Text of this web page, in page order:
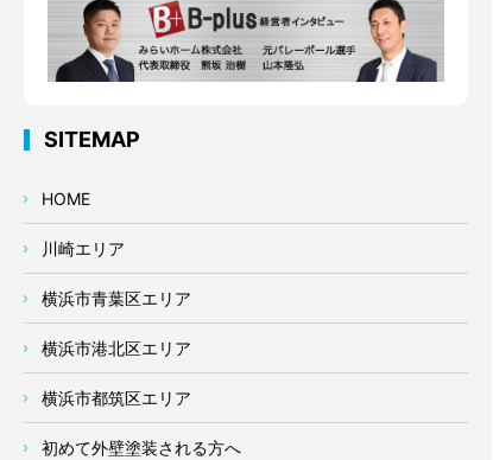
SITEMAP
HOME
川崎エリア
横浜市青葉区エリア
横浜市港北区エリア
横浜市都筑区エリア
初めて外壁塗装される方へ